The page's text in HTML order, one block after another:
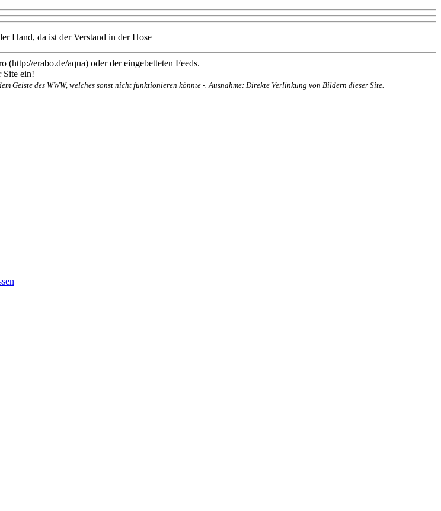
Hand, da ist der Verstand in der Hose
erabo.de/aqua) oder der eingebetteten Feeds.
Site ein!
des WWW, welches sonst nicht funktionieren könnte -. Ausnahme: Direkte Verlinkung von Bildern dieser Site.